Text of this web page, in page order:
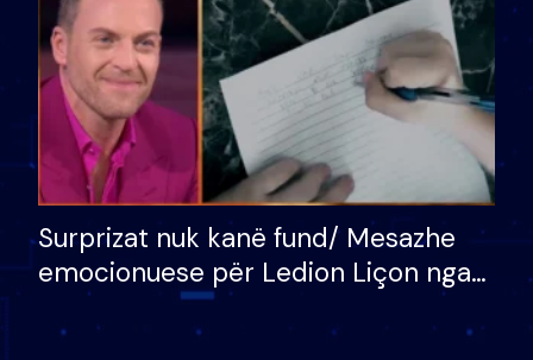
Surprizat nuk kanë fund/ Mesazhe
emocionuese për Ledion Liçon nga
nëna dhe fëmijët e tij, moderatori
nuk i mban dot lotët: Nuk meritoj…